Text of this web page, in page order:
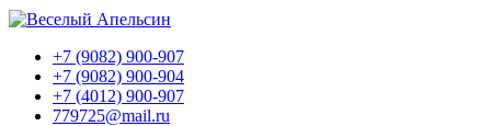
+7 (9082) 900-907
+7 (9082) 900-904
+7 (4012) 900-907
779725@mail.ru